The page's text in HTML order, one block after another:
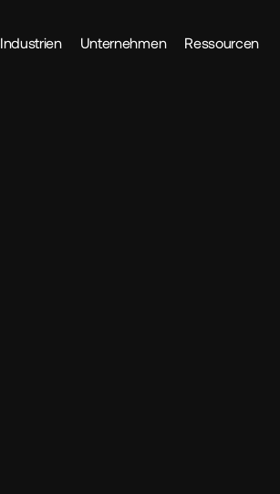
Industrien Unternehmen Ressourcen